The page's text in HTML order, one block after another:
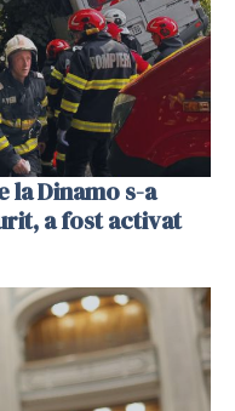
Dinamo s-a
a fost activat